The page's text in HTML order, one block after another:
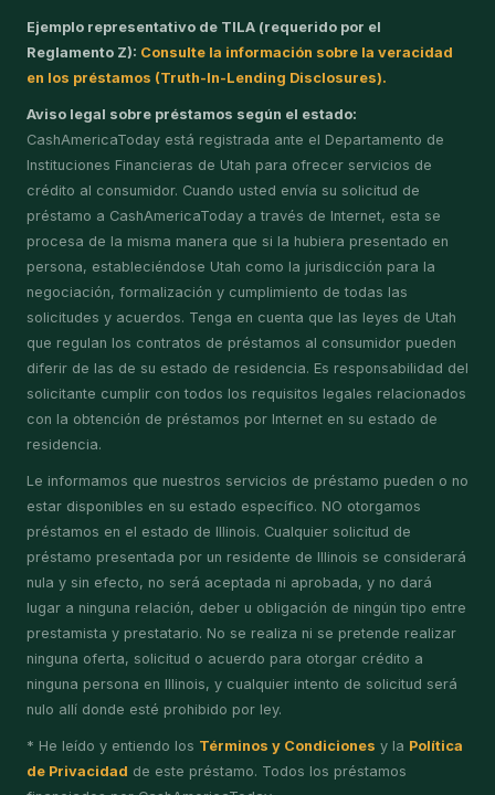
Ejemplo representativo de TILA (requerido por el
Reglamento Z): Consulte la información sobre la veracidad
en los préstamos (Truth-In-Lending Disclosures).
Aviso legal sobre préstamos según el estado:
CashAmericaToday está registrada ante el Departamento de
Instituciones Financieras de Utah para ofrecer servicios de
crédito al consumidor. Cuando usted envía su solicitud de
préstamo a CashAmericaToday a través de Internet, esta se
procesa de la misma manera que si la hubiera presentado en
persona, estableciéndose Utah como la jurisdicción para la
negociación, formalización y cumplimiento de todas las
solicitudes y acuerdos. Tenga en cuenta que las leyes de Utah
que regulan los contratos de préstamos al consumidor pueden
diferir de las de su estado de residencia. Es responsabilidad del
solicitante cumplir con todos los requisitos legales relacionados
con la obtención de préstamos por Internet en su estado de
residencia.
Le informamos que nuestros servicios de préstamo pueden o no
estar disponibles en su estado específico. NO otorgamos
préstamos en el estado de Illinois. Cualquier solicitud de
préstamo presentada por un residente de Illinois se considerará
nula y sin efecto, no será aceptada ni aprobada, y no dará
lugar a ninguna relación, deber u obligación de ningún tipo entre
prestamista y prestatario. No se realiza ni se pretende realizar
ninguna oferta, solicitud o acuerdo para otorgar crédito a
ninguna persona en Illinois, y cualquier intento de solicitud será
nulo allí donde esté prohibido por ley.
* He leído y entiendo los Términos y Condiciones y la Política
de Privacidad de este préstamo. Todos los préstamos